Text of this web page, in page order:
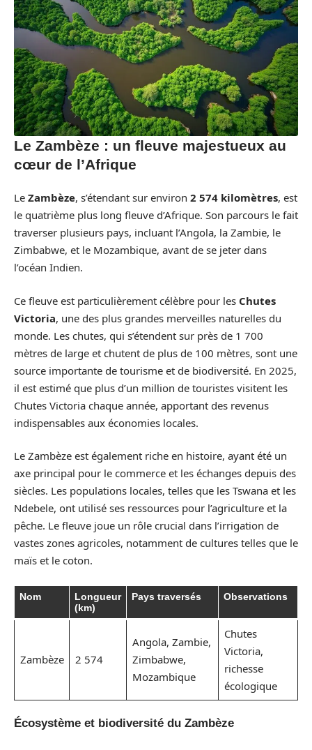
Le Zambèze : un fleuve majestueux au
cœur de l’Afrique
Le Zambèze, s’étendant sur environ 2 574 kilomètres, est
le quatrième plus long fleuve d’Afrique. Son parcours le fait
traverser plusieurs pays, incluant l’Angola, la Zambie, le
Zimbabwe, et le Mozambique, avant de se jeter dans
l’océan Indien.
Ce fleuve est particulièrement célèbre pour les Chutes
Victoria, une des plus grandes merveilles naturelles du
monde. Les chutes, qui s’étendent sur près de 1 700
mètres de large et chutent de plus de 100 mètres, sont une
source importante de tourisme et de biodiversité. En 2025,
il est estimé que plus d’un million de touristes visitent les
Chutes Victoria chaque année, apportant des revenus
indispensables aux économies locales.
Le Zambèze est également riche en histoire, ayant été un
axe principal pour le commerce et les échanges depuis des
siècles. Les populations locales, telles que les Tswana et les
Ndebele, ont utilisé ses ressources pour l’agriculture et la
pêche. Le fleuve joue un rôle crucial dans l’irrigation de
vastes zones agricoles, notamment de cultures telles que le
maïs et le coton.
Nom
Longueur
(km)
Pays traversés Observations
Zambèze 2 574
Angola, Zambie,
Zimbabwe,
Mozambique
Chutes
Victoria,
richesse
écologique
Écosystème et biodiversité du Zambèze